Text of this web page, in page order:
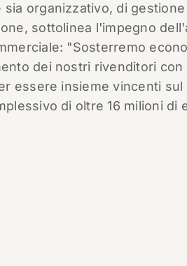
sia organizzativo, di
sottolinea l'impegno
"Sosterremo
dei nostri rivenditori
essere insieme vincenti sul
di oltre 16 milioni di